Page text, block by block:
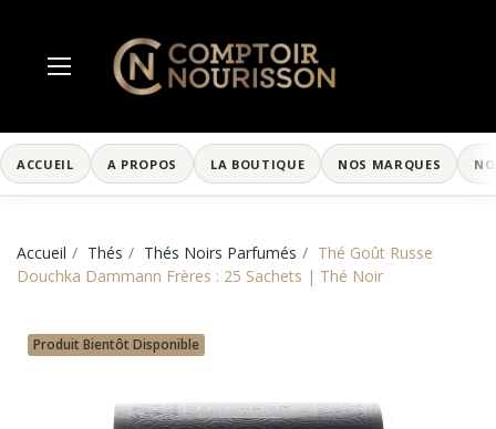
ACCUEIL A PROPOS LA BOUTIQUE NOS MARQUES
Accueil Thés Thés Noirs Parfumés
Thé Goût Russe
Douchka Dammann Frères : 25 Sachets | Thé Noir
Produit Bientôt Disponible